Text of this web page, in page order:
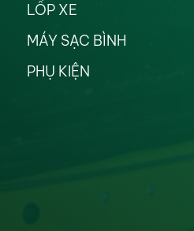
LỐP XE
MÁY SẠC BÌNH
PHỤ KIỆN